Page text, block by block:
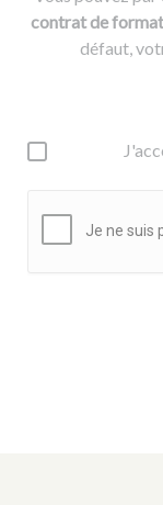
contrat de
défaut,